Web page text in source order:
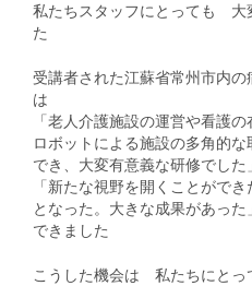
私たちスタッフにとっても
た
受講者された江蘇省常州市内
は
「老人介護施設の運営や看護
ロボットによる施設の多角的
でき、大変有意義な研修でした」
「新たな視野を開くことがで
となった。大きな成果があっ
できました
こうした機会は 私たちにとっ